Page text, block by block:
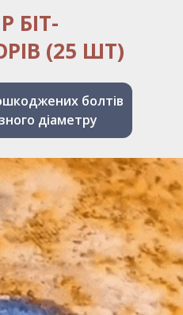
БІТ-
(25 ШТ)
болтів
діаметру